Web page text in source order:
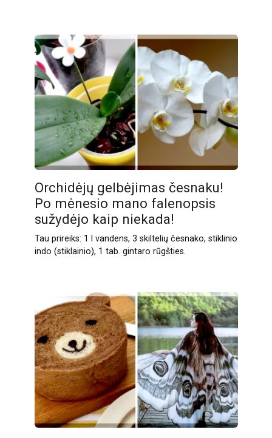
Orchidėjų gelbėjimas česnaku!
Po mėnesio mano falenopsis
sužydėjo kaip niekada!
Tau prireiks: 1 l vandens, 3 skiltelių česnako, stiklinio
indo (stiklainio), 1 tab. gintaro rūgšties.